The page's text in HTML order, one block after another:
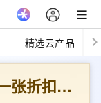
精选云产品
赠送您一张折扣优惠券